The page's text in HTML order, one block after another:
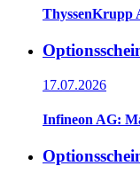
ThyssenKrupp
17.07.2026
Infineon AG: